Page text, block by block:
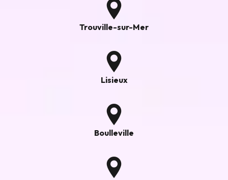
Trouville-sur-Mer
Lisieux
Boulleville